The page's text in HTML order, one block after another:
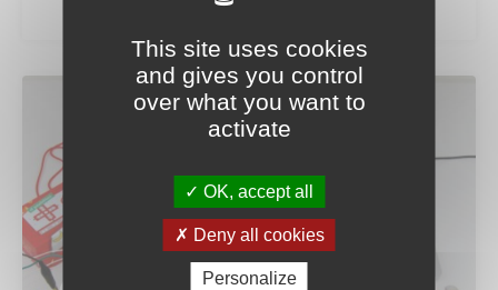
This site uses cookies
and gives you control
over what you want to
activate
OK, accept all
Deny all cookies
Personalize